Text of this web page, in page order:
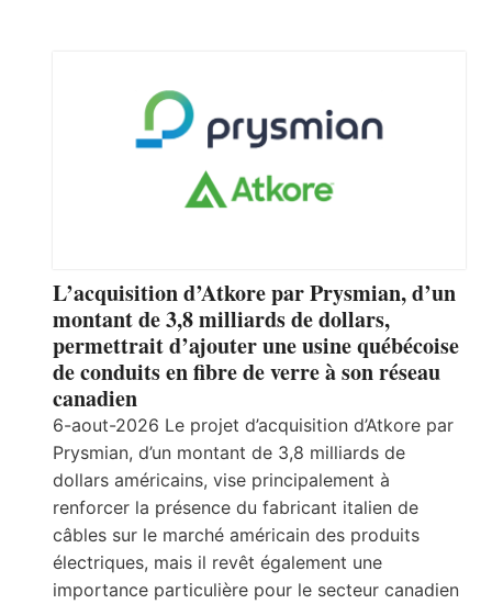
L’acquisition d’Atkore par Prysmian, d’un
montant de 3,8 milliards de dollars,
permettrait d’ajouter une usine québécoise
de conduits en fibre de verre à son réseau
canadien
6-aout-2026 Le projet d’acquisition d’Atkore par
Prysmian, d’un montant de 3,8 milliards de
dollars américains, vise principalement à
renforcer la présence du fabricant italien de
câbles sur le marché américain des produits
électriques, mais il revêt également une
importance particulière pour le secteur canadien